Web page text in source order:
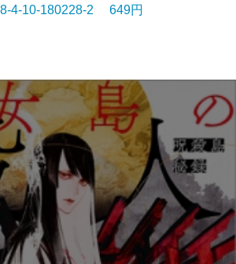
4-10-180228-2 649円